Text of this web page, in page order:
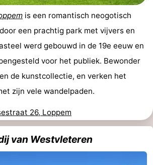
is een romantisch neogotisch
een prachtig park met vijvers en
werd gebouwd in de 19e eeuw en
voor het publiek. Bewonder
de kunstcollectie, en verken het
zijn vele wandelpaden.
26, Loppem
van Westvleteren